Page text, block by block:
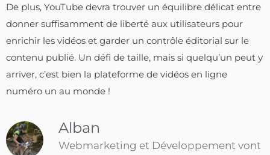
De plus, YouTube devra trouver un équilibre délicat entre
donner suffisamment de liberté aux utilisateurs pour
enrichir les vidéos et garder un contrôle éditorial sur le
contenu publié. Un défi de taille, mais si quelqu’un peut y
arriver, c’est bien la plateforme de vidéos en ligne
numéro un au monde !
Alban
Webmarketing et Développement vont